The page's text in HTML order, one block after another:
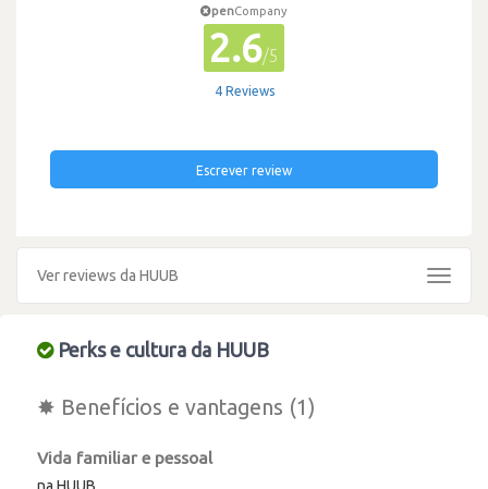
penCompany
2.6/5
4 Reviews
Escrever review
Ver reviews da HUUB
Toggle
Perks e cultura da HUUB
✸ Benefícios e vantagens (1)
Vida familiar e pessoal